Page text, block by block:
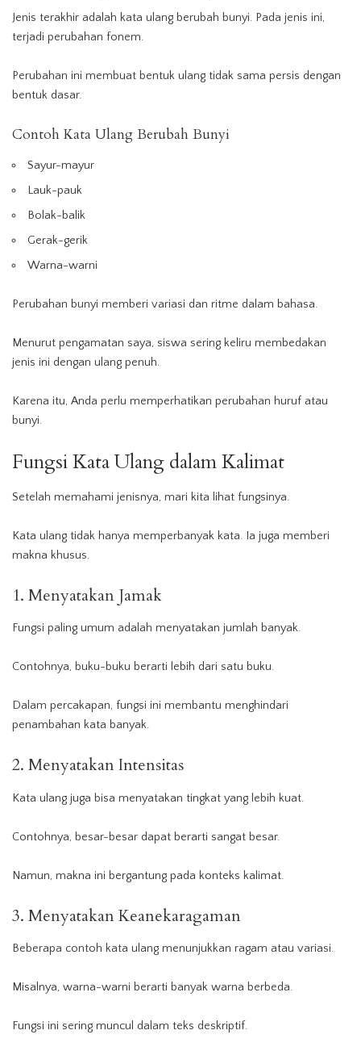
Jenis terakhir adalah kata ulang berubah bunyi. Pada jenis ini,
terjadi perubahan fonem.
Perubahan ini membuat bentuk ulang tidak sama persis dengan
bentuk dasar.
Contoh Kata Ulang Berubah Bunyi
Sayur-mayur
Lauk-pauk
Bolak-balik
Gerak-gerik
Warna-warni
Perubahan bunyi memberi variasi dan ritme dalam bahasa.
Menurut pengamatan saya, siswa sering keliru membedakan
jenis ini dengan ulang penuh.
Karena itu, Anda perlu memperhatikan perubahan huruf atau
bunyi.
Fungsi Kata Ulang dalamKalimat
Setelah memahami jenisnya, mari kita lihat fungsinya.
Kata ulang tidak hanya memperbanyak kata. Ia juga memberi
makna khusus.
1. Menyatakan Jamak
Fungsi paling umum adalah menyatakan jumlah banyak.
Contohnya, buku-buku berarti lebih dari satu buku.
Dalam percakapan, fungsi ini membantu menghindari
penambahan kata banyak.
2. Menyatakan Intensitas
Kata ulang juga bisa menyatakan tingkat yang lebih kuat.
Contohnya, besar-besar dapat berarti sangat besar.
Namun, makna ini bergantung pada konteks kalimat.
3. Menyatakan Keanekaragaman
Beberapa contoh kata ulang menunjukkan ragam atau variasi.
Misalnya, warna-warni berarti banyak warna berbeda.
Fungsi ini sering muncul dalam teks deskriptif.